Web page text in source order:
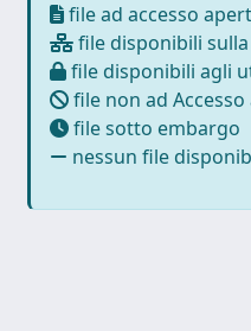
file ad accesso
file disponibili
file disponibili agli
file non ad Accesso
file sotto embargo
nessun file